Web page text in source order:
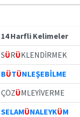
14 Harfli Kelimeler
SÜRÜKLENDİRMEK
BÜTÜNLEŞEBİLME
ÇÖZÜMLEYİVERME
SELAMÜNALEYKÜM